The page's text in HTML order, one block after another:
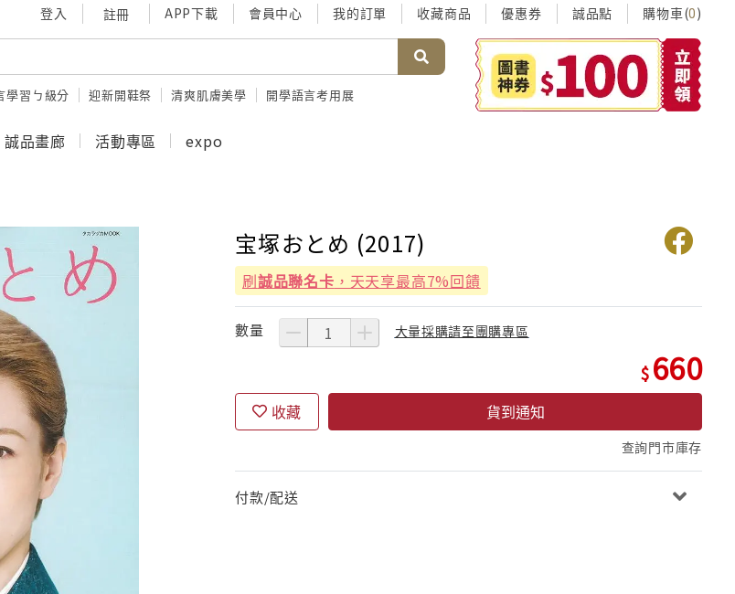
登入 註冊 APP下載 會員中心 我的訂單 收藏商品 優惠券 誠品點 購物車(0)
學習ㄅ級分 迎新開鞋祭 清爽肌膚美學 開學語言考用展
誠品畫廊 活動專區 expo
宝塚おとめ (2017)
刷誠品聯名卡 ，天天享最高7%回饋
數量 大量採購請至團購專區
660
收藏 貨到通知
查詢門市庫存
付款/配送